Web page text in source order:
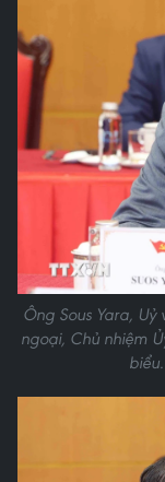
Ông Sous Yara,
ngoại, Chủ nhiệm